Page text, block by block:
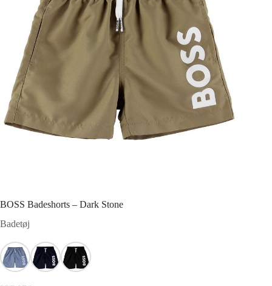
BOSS Badeshorts – Dark Stone
Badetøj